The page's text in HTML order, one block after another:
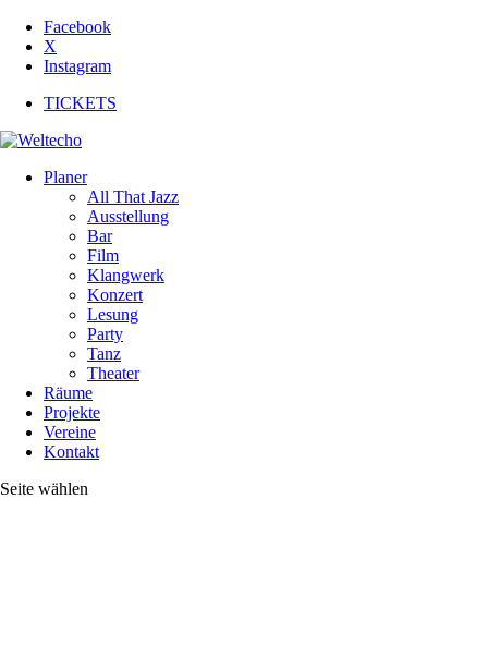
Facebook
X
Instagram
TICKETS
Planer
All That Jazz
Ausstellung
Bar
Film
Klangwerk
Konzert
Lesung
Party
Tanz
Theater
Räume
Projekte
Vereine
Kontakt
Seite wählen